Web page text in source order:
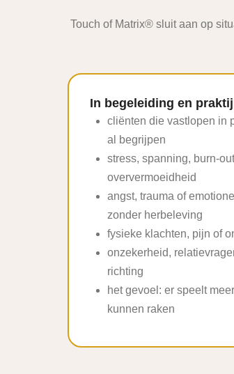
Touch of Matrix® sluit aan op
In begeleiding en
cliënten die vastlopen in
al begrijpen
stress, spanning, burn-
oververmoeidheid
angst, trauma of
zonder herbeleving
fysieke klachten, pijn of
onzekerheid,
richting
het gevoel: er speelt
kunnen raken